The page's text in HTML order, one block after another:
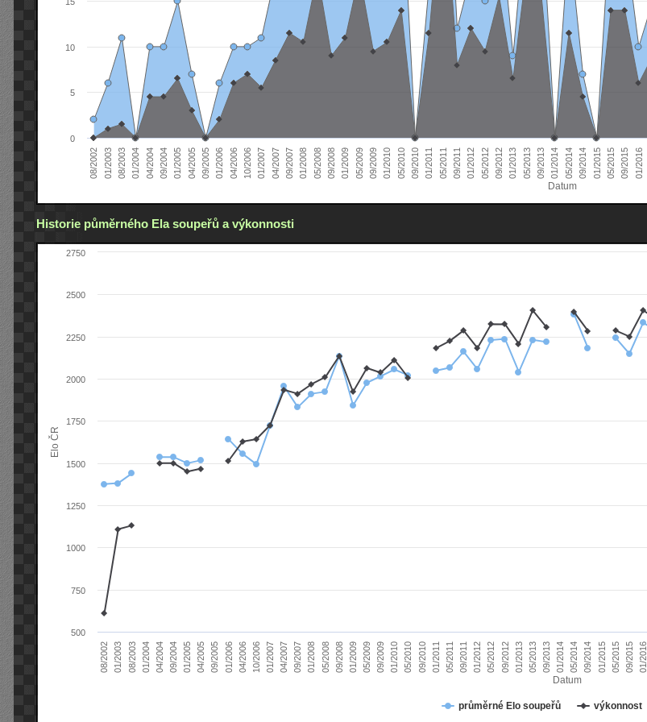
Datum
08/2002 01/2003 08/2003 01/2004 04/2004 09/2004 01/2005 04/2005 09/2005 01/2006 04/2006 10/2006 01/2007 04/2007 09/2007 01/2008 05/2008 09/2008 01/2009 05/2009 09/2009 01/2010 05/2010 09/2010 01/2011 05/2011 09/2011 01/2012 05/2012 09/2012 01/2013 05/2013 09/2013 01/2014 05/2014 09/2014 01/2015 05/2015 09/2015 01/2016
0
5
10
Historie půměrného Ela soupeřů a výkonnosti
Datum
Elo ČR
průměrné Elo soupeřů výkonnost
08/2002 01/2003 08/2003 01/2004 04/2004 09/2004 01/2005 04/2005 09/2005 01/2006 04/2006 10/2006 01/2007 04/2007 09/2007 01/2008 05/2008 09/2008 01/2009 05/2009 09/2009 01/2010 05/2010 09/2010 01/2011 05/2011 09/2011 01/2012 05/2012 09/2012 01/2013 05/2013 09/2013 01/2014 05/2014 09/2014 01/2015 05/2015 09/2015 01/2016
500
750
1000
1250
1500
1750
2000
2250
2500
2750